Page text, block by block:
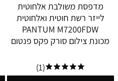
מדפסת משולבת אלחוטית
לייזר רשת חוטית ואלחוטית
PANTUM M7200FDW
מכונת צילום סורק פקס פנטום
(1)